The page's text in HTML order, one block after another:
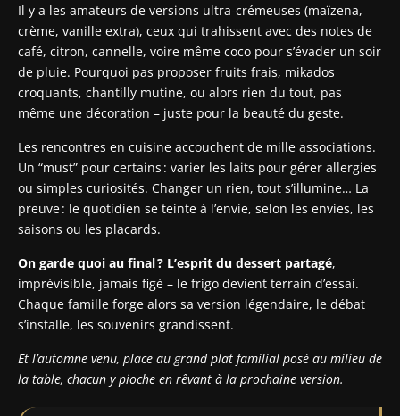
Il y a les amateurs de versions ultra-crémeuses (maïzena,
crème, vanille extra), ceux qui trahissent avec des notes de
café, citron, cannelle, voire même coco pour s’évader un soir
de pluie. Pourquoi pas proposer fruits frais, mikados
croquants, chantilly mutine, ou alors rien du tout, pas
même une décoration – juste pour la beauté du geste.
Les rencontres en cuisine accouchent de mille associations.
Un “must” pour certains : varier les laits pour gérer allergies
ou simples curiosités. Changer un rien, tout s’illumine… La
preuve : le quotidien se teinte à l’envie, selon les envies, les
saisons ou les placards.
On garde quoi au final ? L’esprit du dessert partagé,
imprévisible, jamais figé – le frigo devient terrain d’essai.
Chaque famille forge alors sa version légendaire, le débat
s’installe, les souvenirs grandissent.
Et l’automne venu, place au grand plat familial posé au milieu de
la table, chacun y pioche en rêvant à la prochaine version.